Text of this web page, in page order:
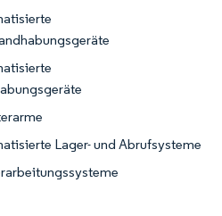
Lager- und Abrufsysteme